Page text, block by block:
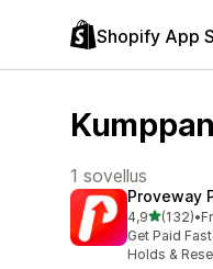
Shopify App
1 sovellus
Proveway
4,9/ 5 tähteä
(132)
132 •
Get Paid
Holds &